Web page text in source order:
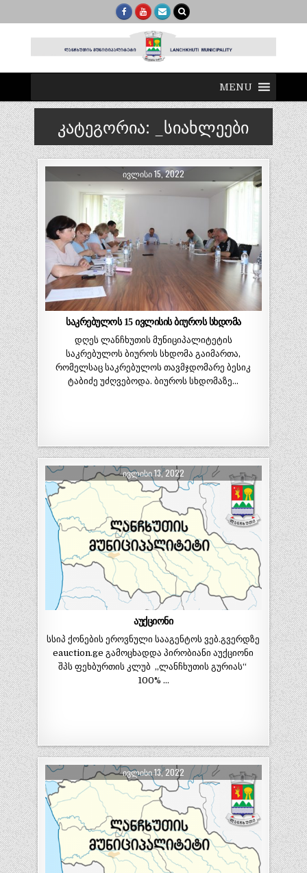
MENU
კატეგორია: _სიახლეები
ᲘᲕᲚᲘᲡᲘ 15, 2022
საკრებულოს 15 ივლისის ბიუროს სხდომა
დღეს ლანჩხუთის მუნიციპალიტეტის
საკრებულოს ბიუროს სხდომა გაიმართა,
რომელსაც საკრებულოს თავმჯდომარე ბესიკ
ტაბიძე უძღვებოდა. ბიუროს სხდომაზე…
ᲘᲕᲚᲘᲡᲘ 13, 2022
აუქციონი
სსიპ ქონების ეროვნული სააგენტოს ვებ.გვერდზე
eauction.ge გამოცხადდა პირობიანი აუქციონი
შპს ფეხბურთის კლუბ ,,ლანჩხუთის გურიას“
100% …
ᲘᲕᲚᲘᲡᲘ 13, 2022